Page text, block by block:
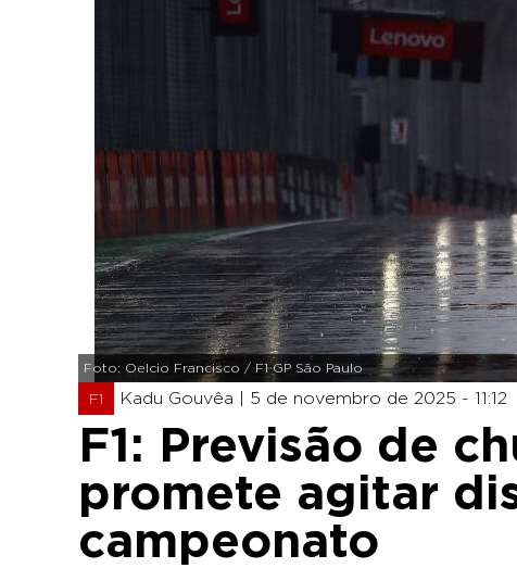
Foto: Oelcio Francisco / F1 GP São Paulo
F1 Kadu Gouvêa | 5 de novembro de 2025 - 11:12
F1: Previsão de
promete agitar
campeonato